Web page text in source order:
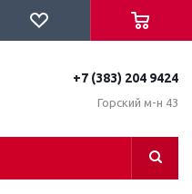
+7 (383) 204 9424
Горский м-н 43